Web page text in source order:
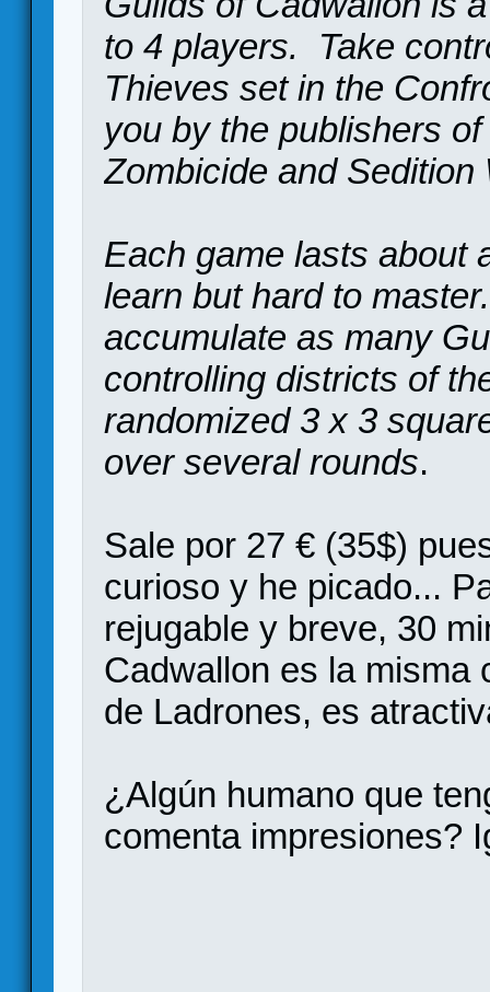
to 4 players. Take
Thieves set in the
you by the publishers
Zombicide and Sedition
Each game lasts about
learn but hard to
accumulate as many
controlling districts of
randomized 3 x 3
over several rounds.
Sale por 27 € (35$)
curioso y he picado...
rejugable y breve, 30
Cadwallon es la misma
de Ladrones, es
¿Algún humano que
comenta impresiones?